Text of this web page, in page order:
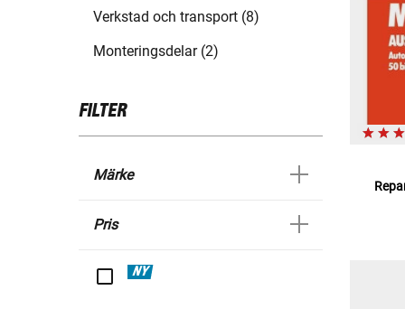
Verkstad och transport (8)
Monteringsdelar (2)
FILTER
Märke
Pris
NY